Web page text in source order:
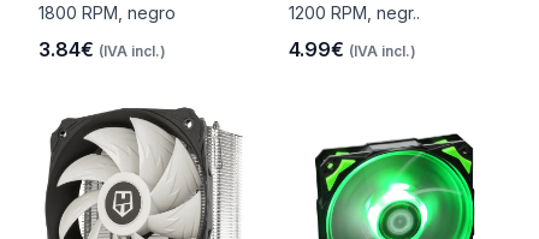
1800 RPM, negro
3.84€ (IVA incl.)
1200 RPM, negr..
4.99€ (IVA incl.)